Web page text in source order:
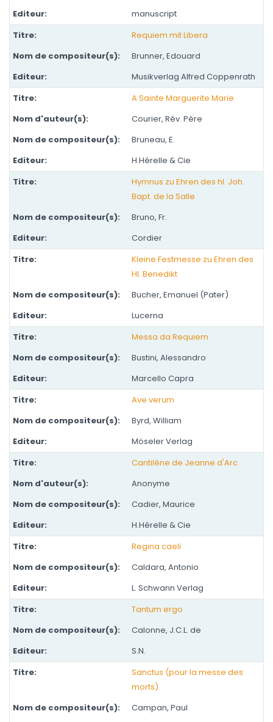
manuscript
Requiem mit Libera
Brunner, Edouard
Musikverlag Alfred Coppenrath
A Sainte Marguerite Marie
Courier, Rév. Père
Bruneau, E.
H.Hérelle & Cie
Hymnus zu Ehren des hl. Joh.
Bapt. de la Salle
Bruno, Fr.
Cordier
Kleine Festmesse zu Ehren des
Hl. Benedikt
Bucher, Emanuel (Pater)
Lucerna
Messa da Requiem
Bustini, Alessandro
Marcello Capra
Ave verum
Byrd, William
Möseler Verlag
Cantilène de Jeanne d'Arc
Anonyme
Cadier, Maurice
H.Hérelle & Cie
Regina caeli
Caldara, Antonio
L. Schwann Verlag
Tantum ergo
Calonne, J.C.L. de
S.N.
Sanctus (pour la messe des
morts)
Campan, Paul